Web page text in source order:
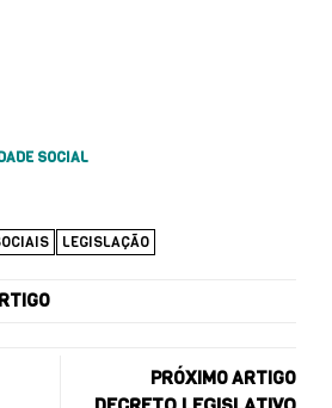
SOCIAL
LEGISLAÇÃO
PRÓXIMO ARTIGO